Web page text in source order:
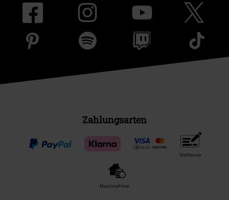
Zahlungsarten
Vorkasse
Nachnahme